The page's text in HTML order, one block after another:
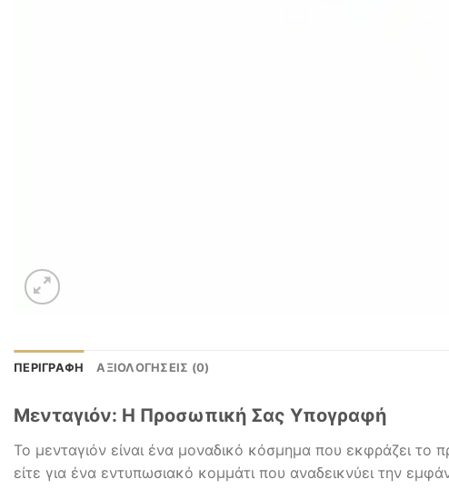
ΠΕΡΙΓΡΑΦΉ ΑΞΙΟΛΟΓΉΣΕΙΣ (0)
Μενταγιόν: Η Προσωπική Σας Υπογραφή
Το μενταγιόν είναι ένα μοναδικό κόσμημα που εκφράζει το
είτε για ένα εντυπωσιακό κομμάτι που αναδεικνύει την